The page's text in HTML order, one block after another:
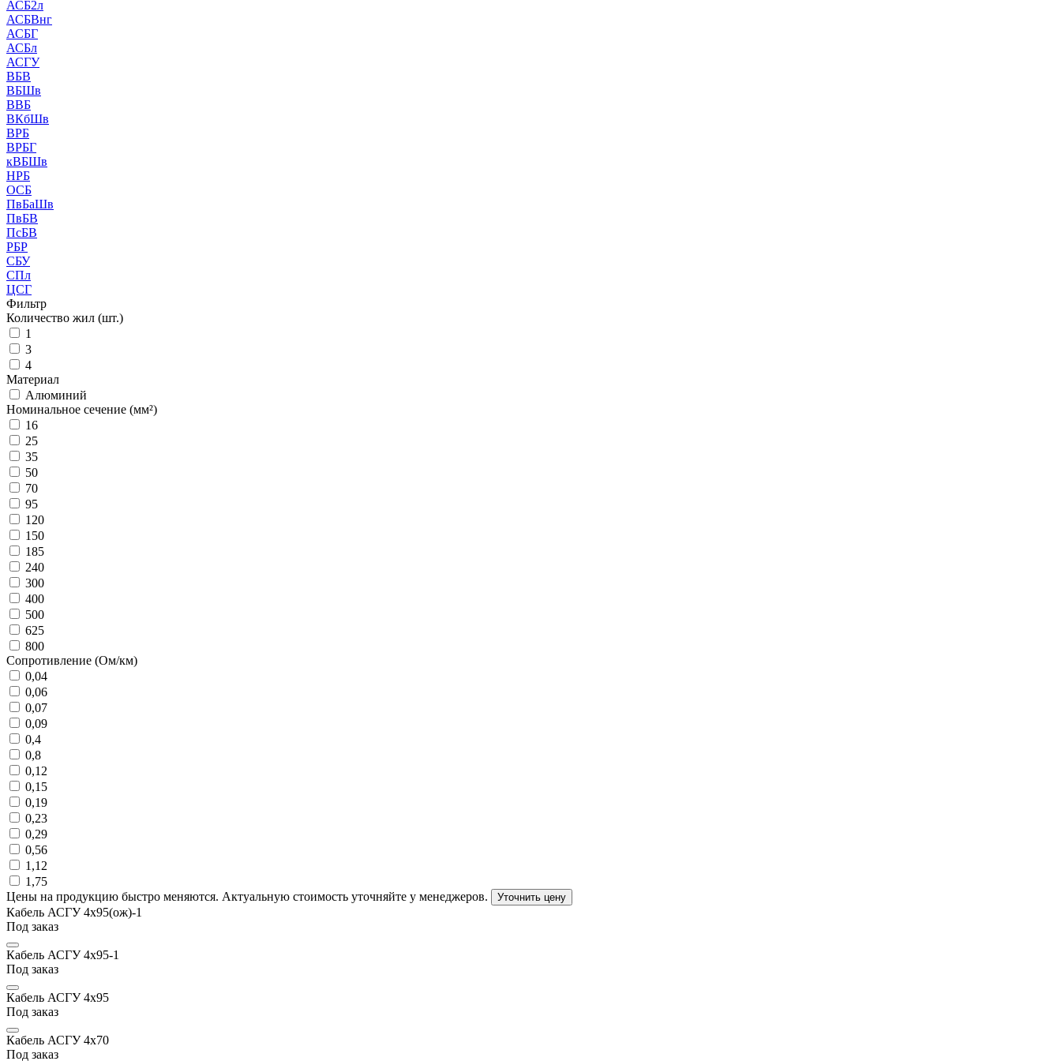
АСБ2л
АСБВнг
АСБГ
АСБл
АСГУ
ВБВ
ВБШв
ВВБ
ВКбШв
ВРБ
ВРБГ
кВБШв
НРБ
ОСБ
ПвБаШв
ПвБВ
ПсБВ
РБР
СБУ
СПл
ЦСГ
Фильтр
Количество жил (шт.)
1
3
4
Материал
Алюминий
Номинальное сечение (мм²)
16
25
35
50
70
95
120
150
185
240
300
400
500
625
800
Сопротивление (Ом/км)
0,04
0,06
0,07
0,09
0,4
0,8
0,12
0,15
0,19
0,23
0,29
0,56
1,12
1,75
Цены на продукцию быстро меняются. Актуальную стоимость уточняйте у менеджеров.
Уточнить цену
Кабель АСГУ 4х95(ож)-1
Под заказ
Кабель АСГУ 4х95-1
Под заказ
Кабель АСГУ 4х95
Под заказ
Кабель АСГУ 4х70
Под заказ